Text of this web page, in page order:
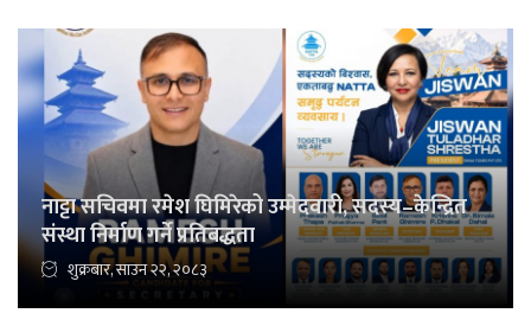
नाट्टा सचिवमा रमेश घिमिरेको उम्मेदवारी, सदस्य–केन्द्रित
संस्था निर्माण गर्ने प्रतिबद्धता
शुक्रबार, साउन २२, २०८३